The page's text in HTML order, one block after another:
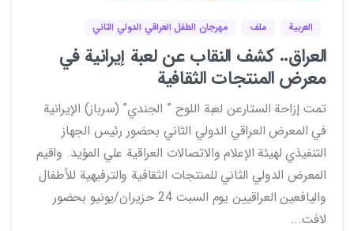
العربية ملف مهرجان الطفل العراقي الدولي الثاني
العراق.. كشف النقاب عن لعبة إيرانية في
معرض المنتجات الثقافية
تمت إزاحة الستارعن لعبة اللوح ” الجندي” (سرباز) الإيرانية
في المعرض العراقي الدولي الثاني بحضور رئيس الجهاز
التنفيذي لهيئة الإعلام والاتصالات العراقية علي المؤيد. واقيم
المعرض الدولي الثاني للمنتجات الثقافية والترفيهية للأطفال
واليافعين العراقيين يوم السبت 24 حزيران/يونيو بحضور
لافت...